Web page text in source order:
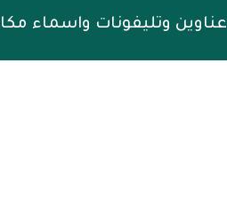
عناوين وتليفونات واسماء